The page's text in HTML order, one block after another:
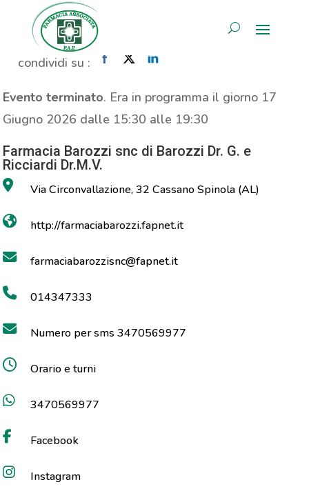
AREA RISERVATA
MOC
Home» Evento» MOC
condividi su :
Evento terminato. Era in programma il giorno 17
Giugno 2026 dalle 15:30 alle 19:30
Farmacia Barozzi snc di Barozzi Dr. G. e
Ricciardi Dr.M.V.
Via Circonvallazione, 32 Cassano Spinola (AL)
http://farmaciabarozzi.fapnet.it
farmaciabarozzisnc@fapnet.it
014347333
Numero per sms 3470569977
Orario e turni
3470569977
Facebook
Instagram